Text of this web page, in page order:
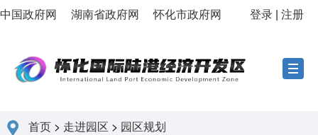
中国政府网 湖南省政府网 怀化市政府网 登录 | 注册
首页 > 走进园区 > 园区规划